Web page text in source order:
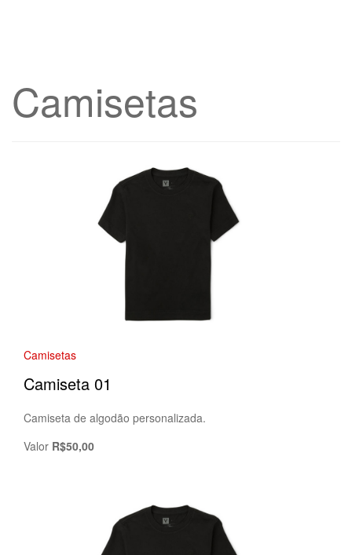
Camisetas
Camisetas
Camiseta 01
Camiseta de algodão personalizada.
Valor R$50,00